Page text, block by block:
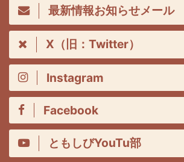
最新情報お知らせメール
X（旧：Twitter）
Instagram
Facebook
ともしびYouTu部